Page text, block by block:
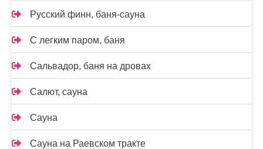
Русский финн, баня-сауна
С легким паром, баня
Сальвадор, баня на дровах
Салют, сауна
Сауна
Сауна на Раевском тракте